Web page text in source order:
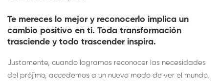
Te mereces lo mejor y reconocerlo implica un
cambio positivo en ti. Toda transformación
trasciende y todo trascender inspira.
Justamente, cuando logramos reconocer las necesidades
del prójimo, accedemos a un nuevo modo de ver el mundo,